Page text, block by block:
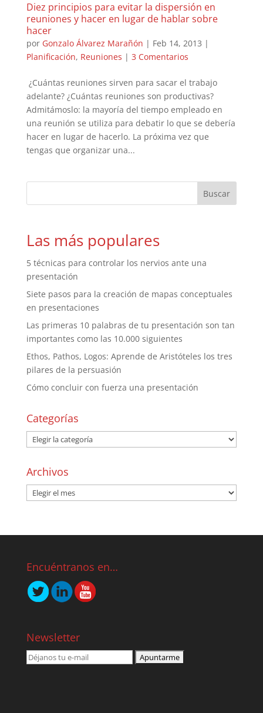
Diez principios para evitar la dispersión en
reuniones y hacer en lugar de hablar sobre
hacer
por Gonzalo Álvarez Marañón | Feb 14, 2013 |
Planificación, Reuniones | 3 Comentarios
¿Cuántas reuniones sirven para sacar el trabajo
adelante? ¿Cuántas reuniones son productivas?
Admitámoslo: la mayoría del tiempo empleado en
una reunión se utiliza para debatir lo que se debería
hacer en lugar de hacerlo. La próxima vez que
tengas que organizar una...
Las más populares
5 técnicas para controlar los nervios ante una
presentación
Siete pasos para la creación de mapas conceptuales
en presentaciones
Las primeras 10 palabras de tu presentación son tan
importantes como las 10.000 siguientes
Ethos, Pathos, Logos: Aprende de Aristóteles los tres
pilares de la persuasión
Cómo concluir con fuerza una presentación
Categorías
Archivos
Encuéntranos en…
Newsletter